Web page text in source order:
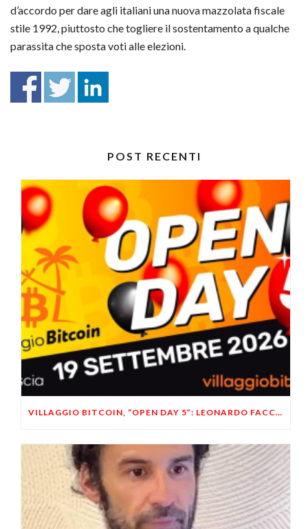
d’accordo per dare agli italiani una nuova mazzolata fiscale
stile 1992, piuttosto che togliere il sostentamento a qualche
parassita che sposta voti alle elezioni.
POST RECENTI
VILLAGGIO BITCOIN, “OPEN DAY 5”: LEONARDO FACCO OSPITE A BRESCIA